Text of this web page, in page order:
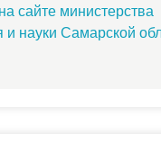
сайте министерства
и науки Самарской